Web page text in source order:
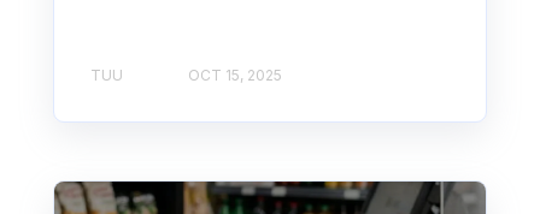
TUU OCT 15, 2025